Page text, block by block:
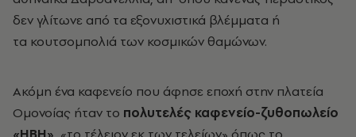
δεν γλίτωνε από τα εξονυχιστικά βλέμματα ή
τα κουτσομπολιά των κοσμικών θαμώνων.
Ακόμη ένα καφενείο που άφησε εποχή στην πλατεία
Ομονοίας ήταν το πολυτελές καφενείο-ζυθοπωλείο